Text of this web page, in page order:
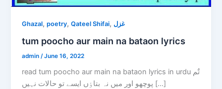
Ghazal,poetry,Qateel Shifai, غزل
tum poocho aur main na bataon lyrics
admin /June 16, 2022
read tum poocho aur main na bataon lyrics in urdu تٌم
پوچھو اور میں نہ بتاٶں ایسے تو حالات نہیں […]